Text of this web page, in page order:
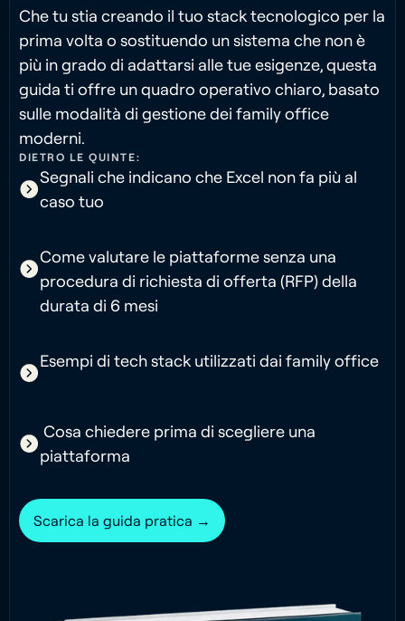
Che tu stia creando il tuo stack tecnologico per la
prima volta o sostituendo un sistema che non è
più in grado di adattarsi alle tue esigenze, questa
guida ti offre un quadro operativo chiaro, basato
sulle modalità di gestione dei family office
moderni.
DIETRO LE QUINTE:
Segnali che indicano che Excel non fa più al
caso tuo
Come valutare le piattaforme senza una
procedura di richiesta di offerta (RFP) della
durata di 6 mesi
Esempi di tech stack utilizzati dai family office
Cosa chiedere prima di scegliere una
piattaforma
Scarica la guida pratica →